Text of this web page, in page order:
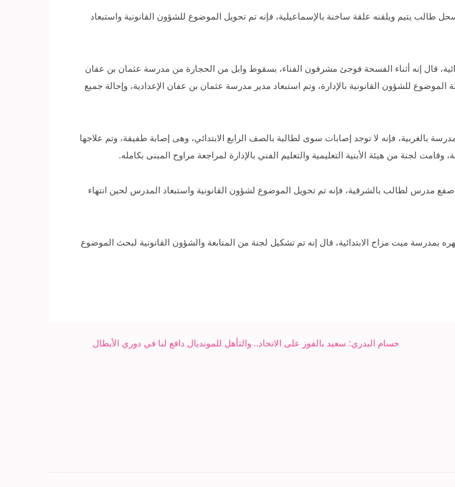
يتيم ويلقنه علقة ساخنة بالإسماعيلية، فإنه تم تحويل الموضوع للشؤون القانونية واستبعاد
قال إنه أثناء الفسحة فوجئ مشرفون الفناء، بسقوط وابل من الحجارة من مدرسة عثمان بن عفان
الموضوع للشؤون القانونية بالإدارة، وتم استبعاد مدير مدرسة عثمان بن عفان الإعدادية، وإحالة جميع
سقف في مدرسة بالغربية، فإنه لا توجد إصابات سوى لطالبة بالصف الرابع الابتدائي، وهى إصابة طفيفة، وتم علاجها
لجنة من هيئة الأبنية التعليمية والتعليم الفني بالإدارة لمراجعة مراوح المبنى بكامله.
مدرس لطالب بالشرقية، فإنه تم تحويل الموضوع لشؤون القانونية واستبعاد المدرس لحين انتهاء
ميت مزاح الابتدائية، قال إنه تم تشكيل لجنة من المتابعة والشؤون القانونية لبحث الموضوع
حسام البدري: سعيد بالفوز على الاتحاد.. والتأهل للمونديال دافع لنا في دوري الأبطال